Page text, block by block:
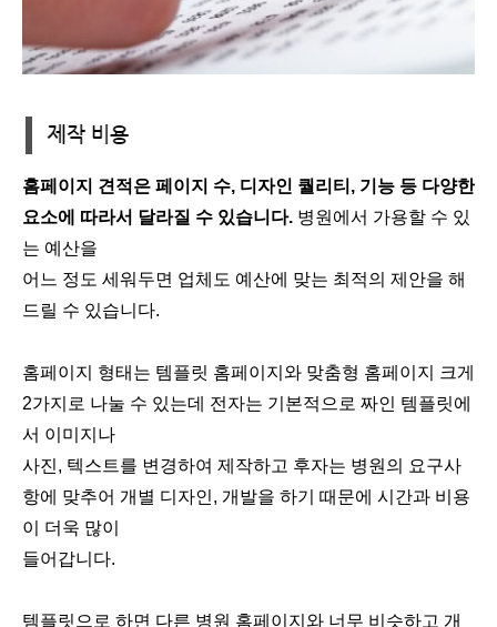
홈페이지 견적은 페이지 수, 디자인 퀄리티, 기능 등 다양한
요소에 따라서 달라질 수 있습니다. 병원에서 가용할 수 있
는 예산을
어느 정도 세워두면 업체도 예산에 맞는 최적의 제안을 해
드릴 수 있습니다.
홈페이지 형태는 템플릿 홈페이지와 맞춤형 홈페이지 크게
2가지로 나눌 수 있는데 전자는 기본적으로 짜인 템플릿에
서 이미지나
사진, 텍스트를 변경하여 제작하고 후자는 병원의 요구사
항에 맞추어 개별 디자인, 개발을 하기 때문에 시간과 비용
이 더욱 많이
들어갑니다.
템플릿으로 하면 다른 병원 홈페이지와 너무 비슷하고 개